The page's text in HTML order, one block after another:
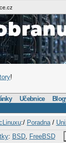
!
Učebnice
:/ Poradna/
: BSD, FreeBSD